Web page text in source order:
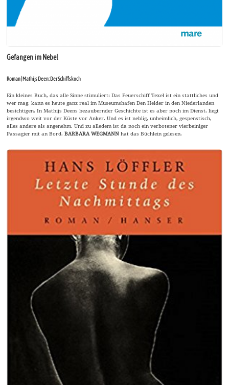
Gefangen im Nebel
Roman | Mathijs Deen: Der Schiffskoch
Ein kleines Buch, das alle Sinne stimuliert: Das Feuerschiff Texel ist ein stattliches und
wer mag, kann es heute ganz real im Museumshafen Den Helder in den Niederlanden
besichtigen. In Mathijs Deens bezaubernder Geschichte ist es aber noch im Dienst, liegt
irgendwo weit vor der Küste vor Anker. Und es ist neblig, unheimlich, gespenstisch,
alles andere als angenehm. Und zu alledem ist da noch ein verbotener vierbeiniger
Passagier mit an Bord.BARBARA WEGMANN hat das Büchlein gelesen.